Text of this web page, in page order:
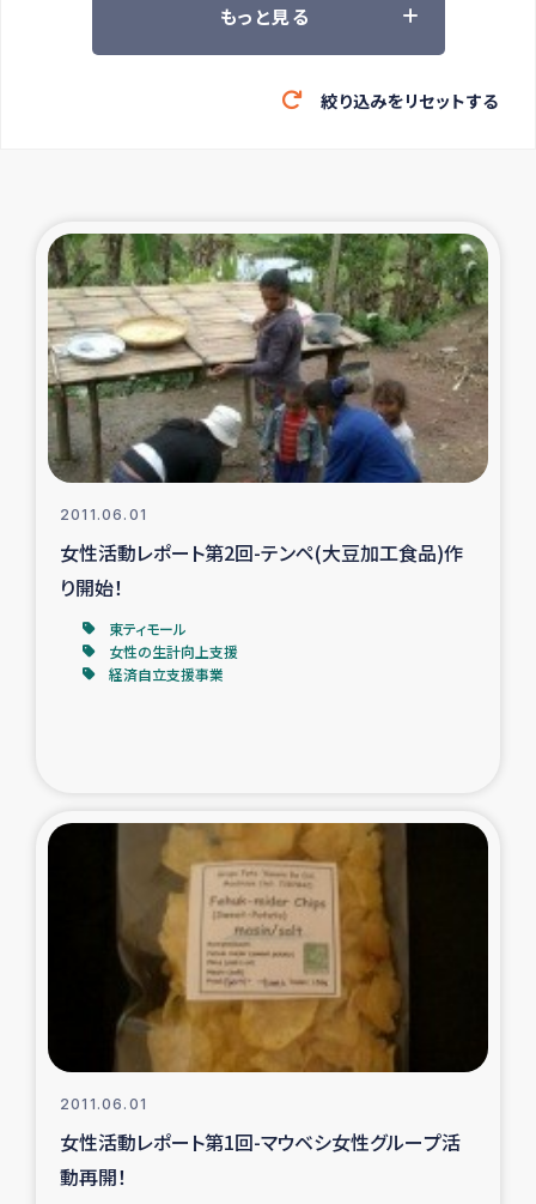
緊急救援の時代
東ティモール豪雨緊急支援
大雨による洪水被災者支援
カカオ生産者支援事業
シリア国内避難民・帰還民の生活再建支援
トルコにおけるシリア難民支援事業
インドネシア中部 スラウェシの地震・津波被災者支援
スリランカ ジャフナ県干物事業
スリランカの南北女性をつなぐサリー・リサイクル・プロ
ジェクト
復興支援事業
民際教育事業
ガザ人道支援
もっと見る
絞り込みをリセットする
2011.06.01
女性活動レポート第2回-テンペ(大豆加工食品)作
り開始！
東ティモール
女性の生計向上支援
経済自立支援事業
2011.06.01
女性活動レポート第1回-マウベシ女性グループ活
動再開！